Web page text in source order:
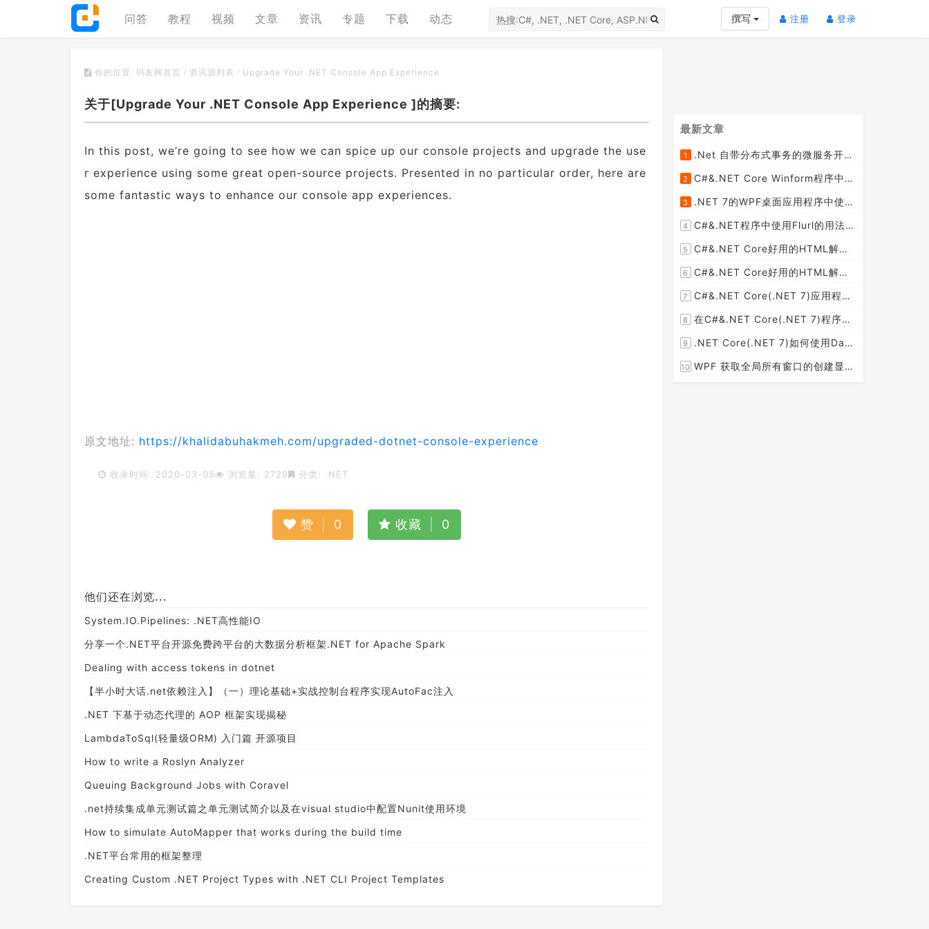
问答 教程 视频 文章 资讯 专题 下载 动态 撰写 注册 (current)
登录
你的位置: 码友网首页 / 资讯源列表 / Upgrade Your .NET Console App Experience
关于[Upgrade Your .NET Console App Experience ]的摘要:
In this post, we’re going to see how we can spice up our console projects and upgrade the use
r experience using some great open-source projects. Presented in no particular order, here are
some fantastic ways to enhance our console app experiences.
原文地址: https://khalidabuhakmeh.com/upgraded-dotnet-console-experience
收录时间: 2020-03-05 浏览量: 2729 分类: .NET
赞 0 收藏 0
他们还在浏览...
System.IO.Pipelines: .NET高性能IO
分享一个.NET平台开源免费跨平台的大数据分析框架.NET for Apache Spark
Dealing with access tokens in dotnet
【半小时大话.net依赖注入】（一）理论基础+实战控制台程序实现AutoFac注入
.NET 下基于动态代理的 AOP 框架实现揭秘
LambdaToSql(轻量级ORM) 入门篇 开源项目
How to write a Roslyn Analyzer
Queuing Background Jobs with Coravel
.net持续集成单元测试篇之单元测试简介以及在visual studio中配置Nunit使用环境
How to simulate AutoMapper that works during the build time
.NET平台常用的框架整理
Creating Custom .NET Project Types with .NET CLI Project Templates
最新文章
1
.Net 自带分布式事务的微服务开源框架JMSFramework
2
C#&.NET Core Winform程序中使用Parallel动态开启多个线程及取消多线程详细教程
3
.NET 7的WPF桌面应用程序中使用配置文件：App.config与AppSettings.json
4
C#&.NET程序中使用Flurl的用法与问题汇总(非常详细)
5
C#&.NET Core好用的HTML解析器推荐之HtmlAgilityPack篇
6
C#&.NET Core好用的HTML解析器推荐之AngleSharp篇
7
C#&.NET Core(.NET 7)应用程序开发中如何解析html元素，有哪些类库或组件呢？
8
在C#&.NET Core(.NET 7)程序开发中使用Npgsql,Dapper,EF Core等不同方式连接和操作PostgreSQL数据库示例教程(推荐阅读)
9
.NET Core(.NET 7)如何使用Dapper连接PostgreSQL数据库并实现CRUD(新增，查询，修改，删除)的超详细入门示例教程
10 WPF 获取全局所有窗口的创建显示事件 监控窗口打开
[2023-01-19]